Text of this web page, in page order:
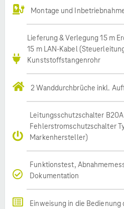
Montage und
Lieferung & Verlegung 15 m
15 m LAN-Kabel
Kunststoffstangenrohr
2 Wanddurchbrüche inkl.
Leitungsschutzschalter
Fehlerstromschutzschalter
Markenhersteller)
Funktionstest,
Dokumentation
Einweisung in die Bedienung